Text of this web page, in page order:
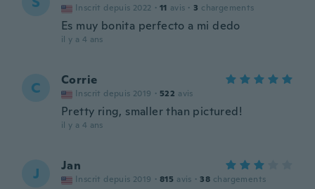
Inscrit depuis 2022 · 11 avis · 3 chargements
Es muy bonita perfecto a mi dedo
il y a 4 ans
C Corrie
Inscrit depuis 2019 · 522 avis
Pretty ring, smaller than pictured!
il y a 4 ans
J Jan
Inscrit depuis 2019 · 815 avis · 38 chargements